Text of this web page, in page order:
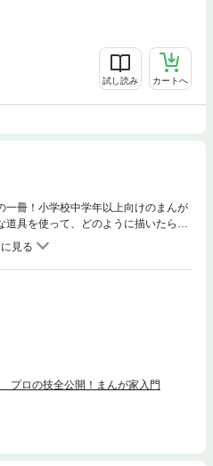
試し読み カートへ
一冊！小学校中学年以上向けのまんが
具を使って、どのように描いたらよ
ばスッキリ解決。絵がうまくなる、魅
心をつかむストーリーが作れるなどな
ウハウまんがと記事でわかりやすく伝
入れつつあるパソコンを使った作画
生・渡瀬悠宇先生の５人の有名まん
フ、またこれまでのまんが家人生を
力にバックアップする１冊です。
使いの端末によっては読みづらい場
ー写真・イラストが含まれます。
プロの技全公開！まんが家入門